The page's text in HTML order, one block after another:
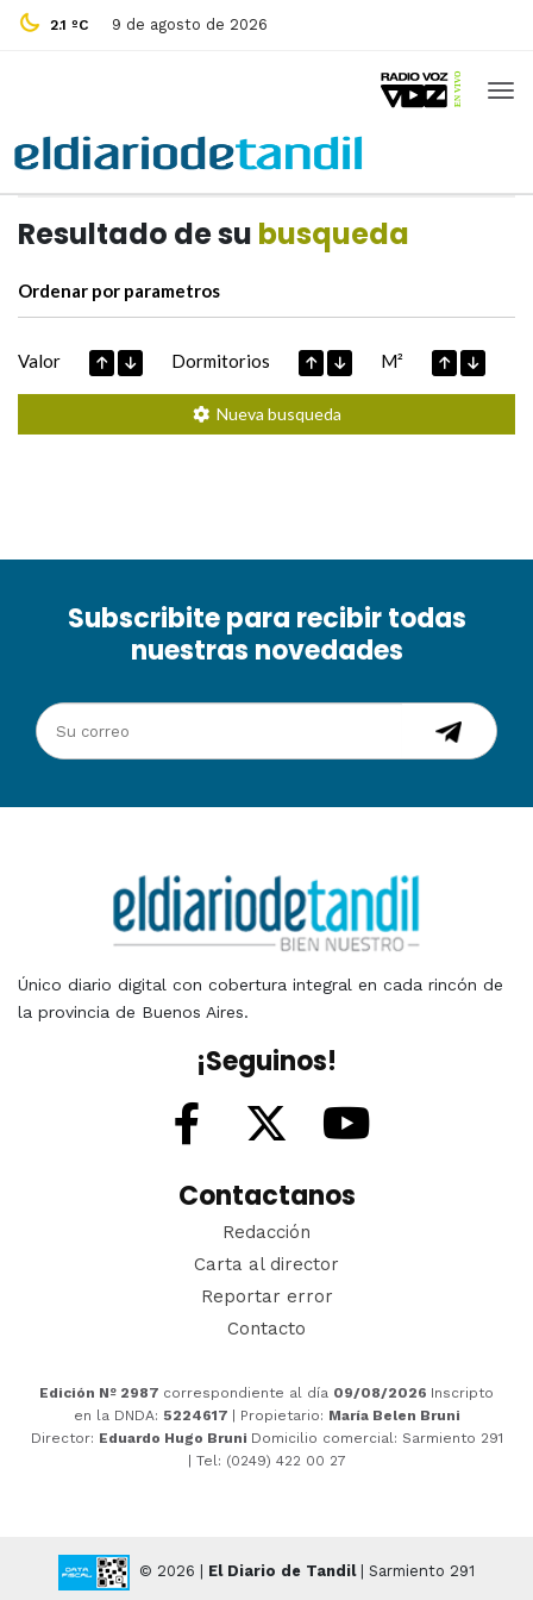
2.1 ºC 9 de agosto de 2026
Resultado de su busqueda
Ordenar por parametros
Valor Dormitorios M²
Nueva busqueda
Subscribite para recibir todas
nuestras novedades
Único diario digital con cobertura integral en cada rincón de
la provincia de Buenos Aires.
¡Seguinos!
Contactanos
Redacción
Carta al director
Reportar error
Contacto
Edición Nº 2987 correspondiente al día 09/08/2026 Inscripto
en la DNDA: 5224617 | Propietario: María Belen Bruni
Director: Eduardo Hugo Bruni Domicilio comercial: Sarmiento 291
| Tel: (0249) 422 00 27
© 2026 | El Diario de Tandil| Sarmiento 291